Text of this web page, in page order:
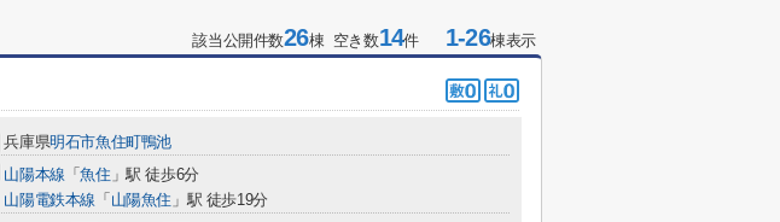
該当公開件数26棟 空き数14件1-26棟表示
兵庫県明石市魚住町鴨池
山陽本線 「魚住 」駅 徒歩6分
山陽電鉄本線 「 山陽魚住 」駅 徒歩19分